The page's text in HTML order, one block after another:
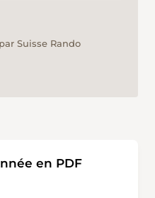
Suisse Rando
en PDF